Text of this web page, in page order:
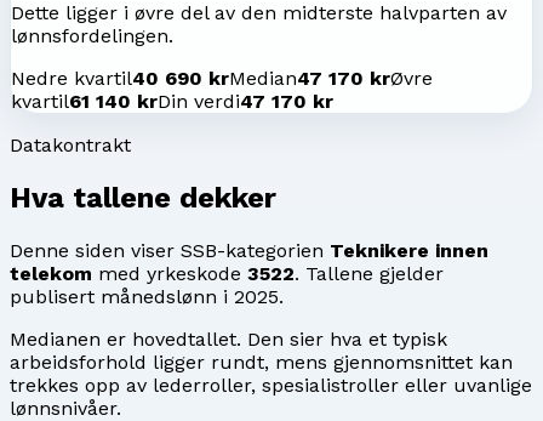
Dette ligger i øvre del av den midterste halvparten av
lønnsfordelingen.
Nedre kvartil40 690 krMedian47 170 krØvre
kvartil61 140 krDin verdi47 170 kr
Datakontrakt
Hva tallene dekker
Denne siden viser SSB-kategorien Teknikere innen
telekom med yrkeskode 3522. Tallene gjelder
publisert månedslønn i 2025.
Medianen er hovedtallet. Den sier hva et typisk
arbeidsforhold ligger rundt, mens gjennomsnittet kan
trekkes opp av lederroller, spesialistroller eller uvanlige
lønnsnivåer.